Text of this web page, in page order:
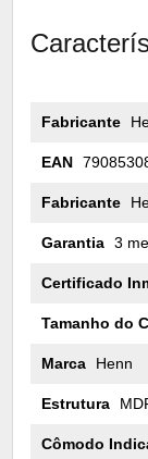
Fabricante
EAN
Fabricante
Garantia 3
Certificado
Tamanho do
Marca Henn
Estrutura
Cômodo